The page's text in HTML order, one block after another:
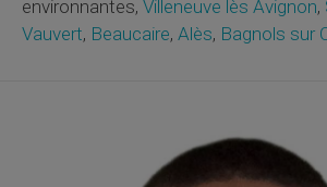
environnantes, Villeneuve lès Avignon,
Vauvert, Beaucaire, Alès, Bagnols sur